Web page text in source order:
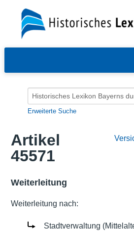
Erweiterte Suche
Artikel
45571
Weiterleitung
Weiterleitung nach:
Stadtverwaltung